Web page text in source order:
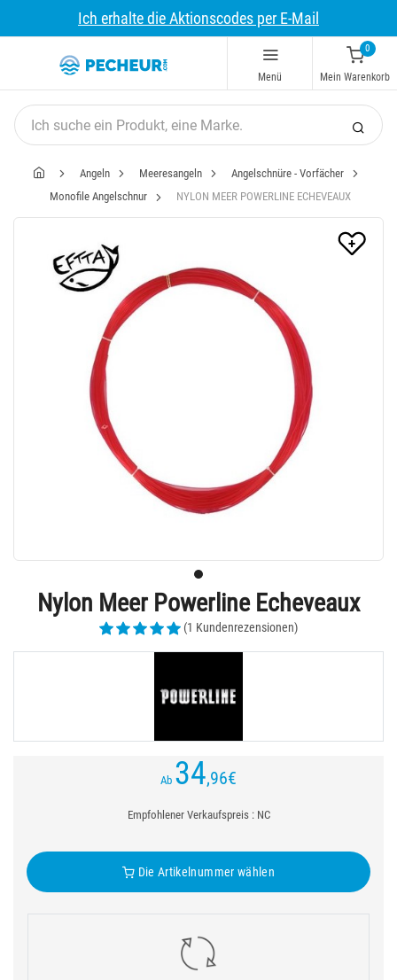
Ich erhalte die Aktionscodes per E-Mail
Menü
0
Mein Warenkorb
Angeln Meeresangeln
Angelschnüre - Vorfächer
Monofile Angelschnur
NYLON MEER POWERLINE ECHEVEAUX
Nylon Meer Powerline Echeveaux
(1 Kundenrezensionen)
Ab 34,96€
Empfohlener Verkaufspreis : NC
Die Artikelnummer wählen